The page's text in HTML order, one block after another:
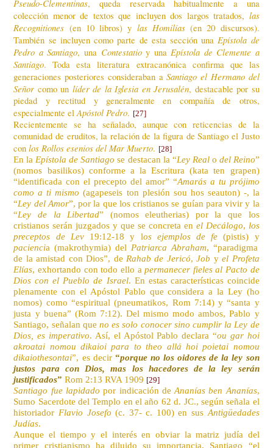
Pseudo-Clementinas, queda reservada habitualmente a una
colección menor de textos que incluyen dos largos tratados, las
Recognitiones (en 10 libros) y las Homilías(en 20 discursos).
También se incluyen como parte de esta sección una Epístola de
Pedro a Santiago, una Contestatioy una Epístola de Clemente a
Santiago. Toda esta literatura extracanónica confirma que las
generaciones posteriores consideraban aSantiago el Hermano del
Señor como un líder de la Iglesia en Jerusalén, destacable por su
piedad y rectitud y generalmente en compañía de otros,
especialmente elApóstol Pedro. [27]
Recientemente se ha señalado, aunque con reticencias de la
comunidad de eruditos, la relación de la figura de Santiago el Justo
conlos Rollos esenios del Mar Muerto. [28]
En la Epístola de Santiago se destacan la “Ley Real o del Reino”
(nomos basilikos) conforme a la Escritura (kata ten grapen)
“identificada con el precepto del amor” “Amarás a tu prójimo
como a ti mismo (agapeseis ton plesión sou hos seauton) -, la
“Ley del Amor”, por la que los cristianos se guían para vivir y la
“Ley de la Libertad” (nomos eleutherias) por la que los
cristianos serán juzgados y que se concreta en el Decálogo, los
preceptos de Lev 19:12-18 y los ejemplos de fe(pistis) y
paciencia (makrothymia) del Patriarca Abraham, “paradigma
de la amistad con Dios”, de Rahab de Jericó,Job yel Profeta
Elías, exhortando con todo ello apermanecer fieles al Pacto de
Dios con el Pueblo de Israel. En estas características coincide
plenamente con el Apóstol Pablo que considera a la Ley (ho
nomos) como “espiritual (pneumatikos, Rom 7:14) y “santa y
justa y buena” (Rom 7:12). Del mismo modo ambos, Pablo y
Santiago, señalan queno es solo conocer sino cumplir la Ley de
Dios, es imperativo. Así, el Apóstol Pablo declara “ou gar hoi
akroatai nomou dikaioi para to theo allá hoi poietai nomou
dikaiothesontai”, es decir “porque no los oidores de la ley son
justos para con Dios, mas los hacedores de la ley serán
justificados” Rom 2:13 RVA 1909 [29]
Santiago fue lapidado por indicación deAnanías ben Ananías,
Sumo Sacerdote del Templo en el año 62 d. JC., según señala el
historiador Flavio Josefo (c. 37- c. 100) en sus Antigüedades
Judías.
Aunque el tiempo y el interés en obviar la matriz judía del
primer cristianismo ha diluido su importancia, Santiago “el